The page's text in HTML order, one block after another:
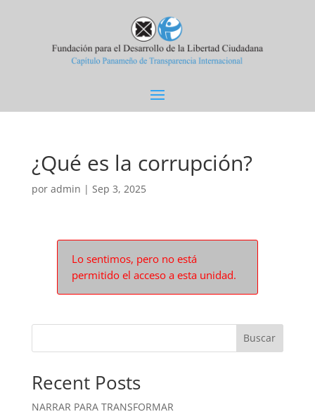
¿Qué es la corrupción?
por admin | Sep 3, 2025
Lo sentimos, pero no está
permitido el acceso a esta unidad.
Buscar
Recent Posts
NARRAR PARA TRANSFORMAR